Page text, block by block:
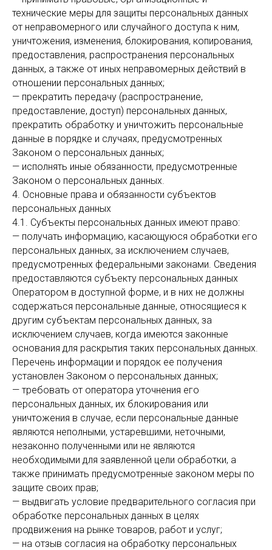
технические меры для защиты персональных данных
от неправомерного или случайного доступа к ним,
уничтожения, изменения, блокирования, копирования,
предоставления, распространения персональных
данных, а также от иных неправомерных действий в
отношении персональных данных;
— прекратить передачу (распространение,
предоставление, доступ) персональных данных,
прекратить обработку и уничтожить персональные
данные в порядке и случаях, предусмотренных
Законом о персональных данных;
— исполнять иные обязанности, предусмотренные
Законом о персональных данных.
4. Основные права и обязанности субъектов
персональных данных
4.1. Субъекты персональных данных имеют право:
— получать информацию, касающуюся обработки его
персональных данных, за исключением случаев,
предусмотренных федеральными законами. Сведения
предоставляются субъекту персональных данных
Оператором в доступной форме, и в них не должны
содержаться персональные данные, относящиеся к
другим субъектам персональных данных, за
исключением случаев, когда имеются законные
основания для раскрытия таких персональных данных.
Перечень информации и порядок ее получения
установлен Законом о персональных данных;
— требовать от оператора уточнения его
персональных данных, их блокирования или
уничтожения в случае, если персональные данные
являются неполными, устаревшими, неточными,
незаконно полученными или не являются
необходимыми для заявленной цели обработки, а
также принимать предусмотренные законом меры по
защите своих прав;
— выдвигать условие предварительного согласия при
обработке персональных данных в целях
продвижения на рынке товаров, работ и услуг;
— на отзыв согласия на обработку персональных